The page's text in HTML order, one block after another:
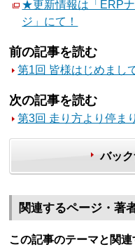
★更新情報は「ERP
ジ」にて！
前の記事を読む
第1回 皆様はじめまし
次の記事を読む
第3回 走り方より停ま
バッ
関連するページ・著
この記事のテーマと関